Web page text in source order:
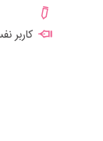
کاربر